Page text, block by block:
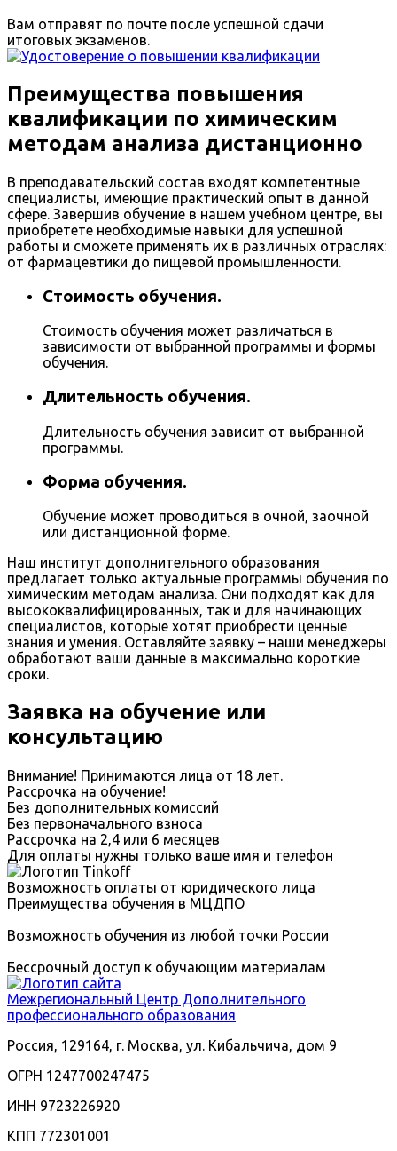
Вам отправят по почте после успешной сдачи
итоговых экзаменов.
Преимущества повышения
квалификации по химическим
методам анализа дистанционно
В преподавательский состав входят компетентные
специалисты, имеющие практический опыт в данной
сфере. Завершив обучение в нашем учебном центре, вы
приобретете необходимые навыки для успешной
работы и сможете применять их в различных отраслях:
от фармацевтики до пищевой промышленности.
Стоимость обучения.
Стоимость обучения может различаться в
зависимости от выбранной программы и формы
обучения.
Длительность обучения.
Длительность обучения зависит от выбранной
программы.
Форма обучения.
Обучение может проводиться в очной, заочной
или дистанционной форме.
Наш институт дополнительного образования
предлагает только актуальные программы обучения по
химическим методам анализа. Они подходят как для
высококвалифицированных, так и для начинающих
специалистов, которые хотят приобрести ценные
знания и умения. Оставляйте заявку – наши менеджеры
обработают ваши данные в максимально короткие
сроки.
Заявка на обучение или
консультацию
Внимание! Принимаются лица от 18 лет.
Рассрочка на обучение!
Без дополнительных комиссий
Без первоначального взноса
Рассрочка на 2,4 или 6 месяцев
Для оплаты нужны только ваше имя и телефон
Возможность оплаты от юридического лица
Преимущества обучения в МЦДПО
Возможность обучения из любой точки России
Бессрочный доступ к обучающим материалам
Межрегиональный Центр Дополнительного
профессионального образования
Россия, 129164, г. Москва, ул. Кибальчича, дом 9
ОГРН 1247700247475
ИНН 9723226920
КПП 772301001